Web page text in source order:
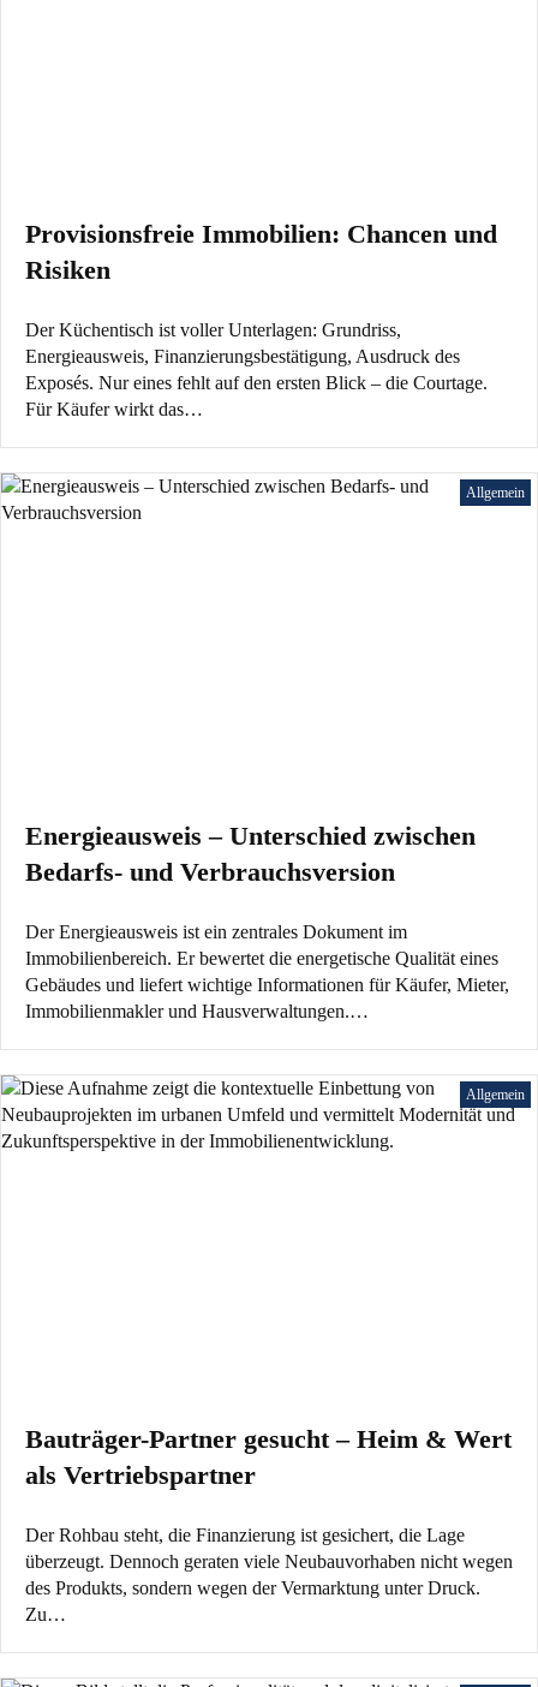
Provisionsfreie Immobilien: Chancen und
Risiken
Der Küchentisch ist voller Unterlagen: Grundriss,
Energieausweis, Finanzierungsbestätigung, Ausdruck des
Exposés. Nur eines fehlt auf den ersten Blick – die Courtage.
Für Käufer wirkt das…
Allgemein
Energieausweis – Unterschied zwischen
Bedarfs- und Verbrauchsversion
Der Energieausweis ist ein zentrales Dokument im
Immobilienbereich. Er bewertet die energetische Qualität eines
Gebäudes und liefert wichtige Informationen für Käufer, Mieter,
Immobilienmakler und Hausverwaltungen.…
Allgemein
Bauträger-Partner gesucht – Heim & Wert
als Vertriebspartner
Der Rohbau steht, die Finanzierung ist gesichert, die Lage
überzeugt. Dennoch geraten viele Neubauvorhaben nicht wegen
des Produkts, sondern wegen der Vermarktung unter Druck.
Zu…